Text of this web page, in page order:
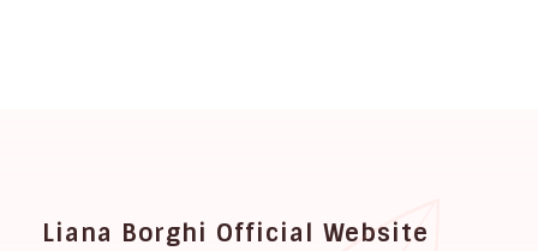
Liana Borghi Official Website